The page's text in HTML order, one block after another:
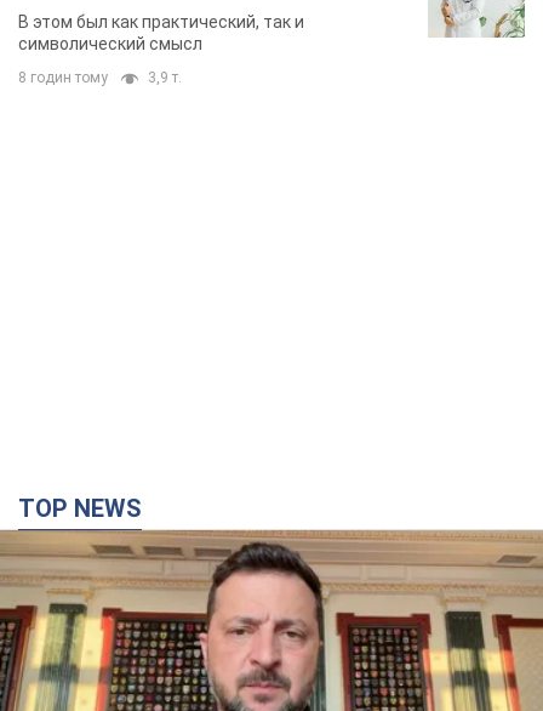
В этом был как практический, так и
символический смысл
8 годин тому 3,9 т.
TOP NEWS